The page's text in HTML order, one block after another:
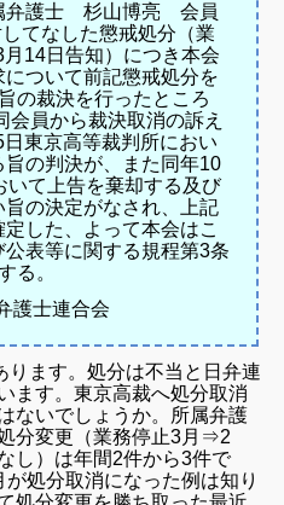
弁護士 杉山博亮 会員
てなした懲戒処分（業
14日告知）につき本会
ついて前記懲戒処分を
の裁決を行ったところ
会員から裁決取消の訴え
東京高等裁判所におい
の判決が、また同年10
いて上告を棄却する及び
旨の決定がなされ、上記
した、よって本会はこ
表等に関する規程第3条
る。
護士連合会
ります。処分は不当と日弁連
ます。東京高裁へ処分取消
ないでしょうか。 所属弁護
分変更（業務停止3月⇒2
し）は年間2件から3件で
処分取消になった例は知り